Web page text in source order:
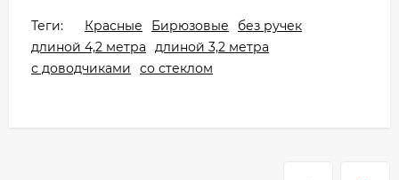
Теги: Красные Бирюзовые
без ручек
длиной 4,2 метра
длиной 3,2 метра
с доводчиками
со стеклом